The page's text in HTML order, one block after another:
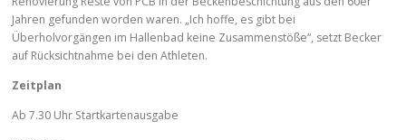
Jahren gefunden worden waren. „Ich hoffe, es gibt bei
Überholvorgängen im Hallenbad keine Zusammenstöße“, setzt Becker
auf Rücksichtnahme bei den Athleten.
Zeitplan
Ab 7.30 Uhr Startkartenausgabe